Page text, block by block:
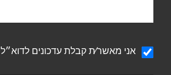
הודעהאני מאשר∕ת קבלת עדכונים לדוא״ל